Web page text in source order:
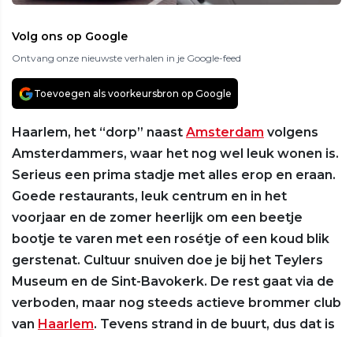
Volg ons op Google
Ontvang onze nieuwste verhalen in je Google-feed
Toevoegen als voorkeursbron op Google
Haarlem, het “dorp” naast Amsterdam volgens
Amsterdammers, waar het nog wel leuk wonen is.
Serieus een prima stadje met alles erop en eraan.
Goede restaurants, leuk centrum en in het
voorjaar en de zomer heerlijk om een beetje
bootje te varen met een rosétje of een koud blik
gerstenat. Cultuur snuiven doe je bij het Teylers
Museum en de Sint-Bavokerk. De rest gaat via de
verboden, maar nog steeds actieve brommer club
van Haarlem. Tevens strand in de buurt, dus dat is